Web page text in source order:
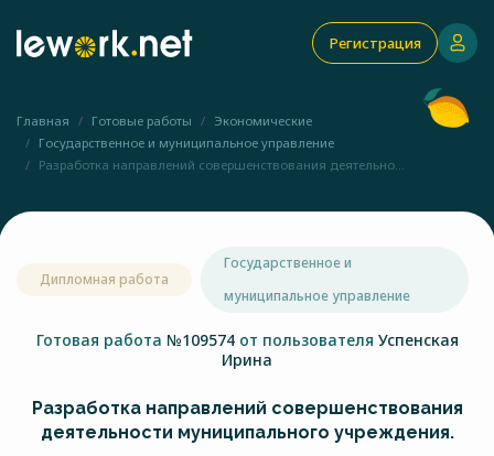
Регистрация
Главная Готовые работы
Экономические
Государственное и муниципальное управление
Разработка направлений совершенствования деятельно...
Дипломная работа
Государственное и
муниципальное управление
Готовая работа №109574 от пользователя Успенская
Ирина
Разработка направлений совершенствования
деятельности муниципального учреждения.